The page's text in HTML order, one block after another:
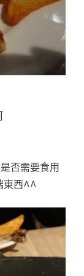
否需要食用
東西^^